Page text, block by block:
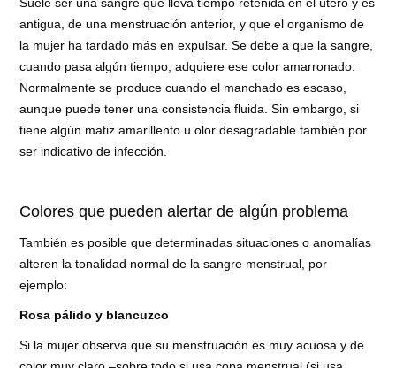
Suele ser una sangre que lleva tiempo retenida en el útero y es
antigua, de una menstruación anterior, y que el organismo de
la mujer ha tardado más en expulsar. Se debe a que la sangre,
cuando pasa algún tiempo, adquiere ese color amarronado.
Normalmente se produce cuando el manchado es escaso,
aunque puede tener una consistencia fluida. Sin embargo, si
tiene algún matiz amarillento u olor desagradable también por
ser indicativo de infección.
Colores que pueden alertar de algún problema
También es posible que determinadas situaciones o anomalías
alteren la tonalidad normal de la sangre menstrual, por
ejemplo:
Rosa pálido y blancuzco
Si la mujer observa que su menstruación es muy acuosa y de